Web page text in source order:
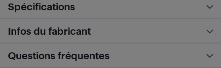
Spécifications
Infos du fabricant
Questions fréquentes